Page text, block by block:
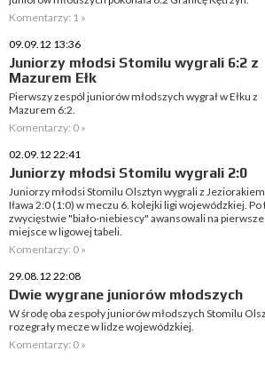
Komentarzy: 1 »
09.09.12 13:36
Juniorzy młodsi Stomilu wygrali 6:2 z
Mazurem Ełk
Pierwszy zespól juniorów młodszych wygrał w Ełku z
Mazurem 6:2.
Komentarzy: 0 »
02.09.12 22:41
Juniorzy młodsi Stomilu wygrali 2:0
Juniorzy młodsi Stomilu Olsztyn wygrali z Jeziorakiem
Iława 2:0 (1:0) w meczu 6. kolejki ligi wojewódzkiej. Po
zwycięstwie "biało-niebiescy" awansowali na pierwsze
miejsce w ligowej tabeli.
Komentarzy: 0 »
29.08.12 22:08
Dwie wygrane juniorów młodszych
W środę oba zespoły juniorów młodszych Stomilu
rozegrały mecze w lidze wojewódzkiej.
Komentarzy: 0 »